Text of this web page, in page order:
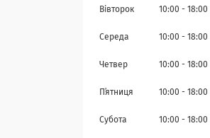
Вівторок 10:00 18:00
Середа 10:00 18:00
Четвер 10:00 18:00
Пʼятниця 10:00 18:00
Субота 10:00 18:00